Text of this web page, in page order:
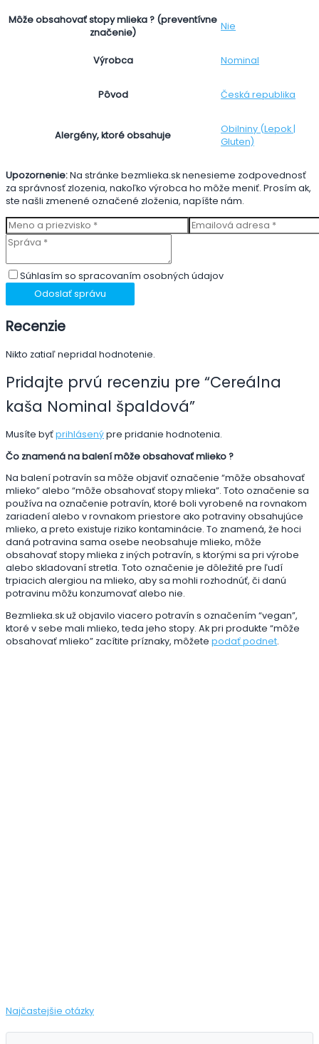
Môže obsahovať stopy mlieka ? (preventívne
značenie)
Nie
Výrobca Nominal
Pôvod Česká republika
Alergény, ktoré obsahuje
Obilniny (Lepok |
Gluten)
Upozornenie:Na stránke bezmlieka.sk nenesieme zodpovednosť
za správnosť zlozenia, nakoľko výrobca ho môže meniť. Prosím ak,
ste našli zmenené označené zloženia, napíšte nám.
Súhlasím so spracovaním osobných údajov
Odoslať správu
Recenzie
Nikto zatiaľ nepridal hodnotenie.
Pridajte prvú recenziu pre “Cereálna
kaša Nominal špaldová”
Musíte byťprihlásenýpre pridanie hodnotenia.
Čo znamená na balení môže obsahovať mlieko ?
Na balení potravín sa môže objaviť označenie “môže obsahovať
mlieko” alebo “môže obsahovať stopy mlieka”. Toto označenie sa
používa na označenie potravín, ktoré boli vyrobené na rovnakom
zariadení alebo v rovnakom priestore ako potraviny obsahujúce
mlieko, a preto existuje riziko kontaminácie. To znamená, že hoci
daná potravina sama osebe neobsahuje mlieko, môže
obsahovať stopy mlieka z iných potravín, s ktorými sa pri výrobe
alebo skladovaní stretla. Toto označenie je dôležité pre ľudí
trpiacich alergiou na mlieko, aby sa mohli rozhodnúť, či danú
potravinu môžu konzumovať alebo nie.
Bezmlieka.sk už objavilo viacero potravín s označením “vegan”,
ktoré v sebe mali mlieko, teda jeho stopy. Ak pri produkte “môže
obsahovať mlieko” zacítite príznaky, môžete podať podnet.
Najčastejšie otázky